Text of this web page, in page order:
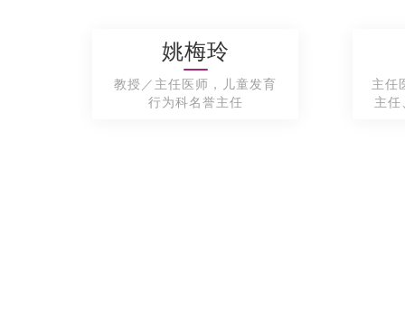
姚梅玲
教授／主任医师，儿童发育
行为科名誉主任
主任
主任